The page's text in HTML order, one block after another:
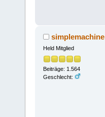
simplemachine
Held Mitglied
Beiträge: 1.564
Geschlecht: